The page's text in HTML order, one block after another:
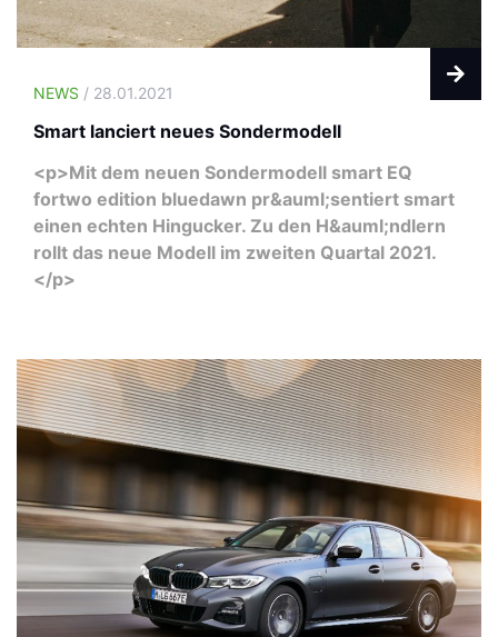
NEWS / 28.01.2021
Smart lanciert neues Sondermodell
<p>Mit dem neuen Sondermodell smart EQ
fortwo edition bluedawn pr&auml;sentiert smart
einen echten Hingucker. Zu den H&auml;ndlern
rollt das neue Modell im zweiten Quartal 2021.
</p>